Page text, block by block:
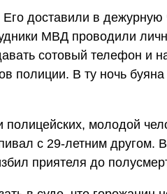
доставили в
МВД проводили
сотовый телефон и
полиции. В ту ночь буяна
молодой
с 29-летним другом. В
приятеля до